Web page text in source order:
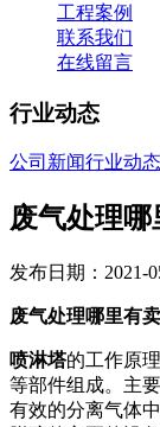
工程案例
联系我们
在线留言
行业动态
公司新闻行业动态
废气处理哪
发布日期：2021-
废气处理哪里有卖
喷淋塔的工作原
等部件组成。主
有效的分离气体